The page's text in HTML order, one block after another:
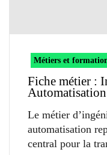
Métiers et
Fiche métier :
Le métier
automatisation
central pour la